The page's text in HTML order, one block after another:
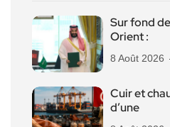
Sur fond
Orient :
8 Août 2026
Cuir et
d’une